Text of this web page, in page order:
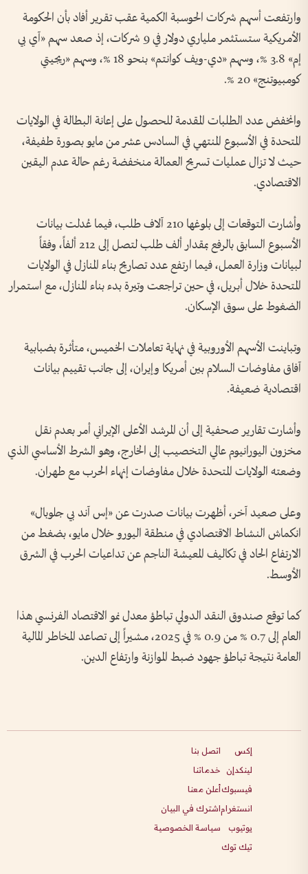
وارتفعت أسهم شركات الحوسبة الكمية عقب تقرير أفاد بأن الحكومة
الأمريكية ستستثمر ملياري دولار في 9 شركات، إذ صعد سهم «آي بي
إم» 3.8 %، وسهم «دي-ويف كوانتم» بنحو 18 %، وسهم «ريجيتي
كومبيوتنج» 20 %.
وانخفض عدد الطلبات المقدمة للحصول على إعانة البطالة في الولايات
المتحدة في الأسبوع المنتهي في السادس عشر من مايو بصورة طفيفة،
حيث لا تزال عمليات تسريح العمالة منخفضة رغم حالة عدم اليقين
الاقتصادي.
وأشارت التوقعات إلى بلوغها 210 آلاف طلب، فيما عُدلت بيانات
الأسبوع السابق بالرفع بمقدار ألف طلب لتصل إلى 212 ألفاً، وفقاً
لبيانات وزارة العمل، فيما ارتفع عدد تصاريح بناء المنازل في الولايات
المتحدة خلال أبريل، في حين تراجعت وتيرة بدء بناء المنازل، مع استمرار
الضغوط على سوق الإسكان.
وتباينت الأسهم الأوروبية في نهاية تعاملات الخميس، متأثرة بضبابية
آفاق مفاوضات السلام بين أمريكا وإيران، إلى جانب تقييم بيانات
اقتصادية ضعيفة.
وأشارت تقارير صحفية إلى أن المرشد الأعلى الإيراني أمر بعدم نقل
مخزون اليورانيوم عالي التخصيب إلى الخارج، وهو الشرط الأساسي الذي
وضعته الولايات المتحدة خلال مفاوضات إنهاء الحرب مع طهران.
وعلى صعيد آخر، أظهرت بيانات صدرت عن «إس آند بي جلوبال»
انكماش النشاط الاقتصادي في منطقة اليورو خلال مايو، بضغط من
الارتفاع الحاد في تكاليف المعيشة الناجم عن تداعيات الحرب في الشرق
الأوسط.
كما توقع صندوق النقد الدولي تباطؤ معدل نمو الاقتصاد الفرنسي هذا
العام إلى 0.7 % من 0.9 % في 2025، مشيراً إلى تصاعد المخاطر المالية
العامة نتيجة تباطؤ جهود ضبط الموازنة وارتفاع الدين.
إكس
لينكدإن
فيسبوك
انستغرام
يوتيوب
تيك توك
اتصل بنا
خدماتنا
أعلن معنا
اشترك في البيان
سياسة الخصوصية